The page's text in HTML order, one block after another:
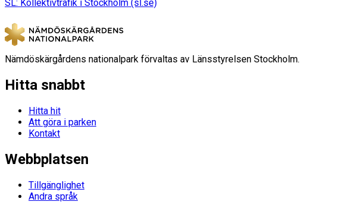
SL: Kollektivtrafik i Stockholm (sl.se)
Nämdöskärgårdens nationalpark förvaltas av Länsstyrelsen Stockholm.
Hitta snabbt
Hitta hit
Att göra i parken
Kontakt
Webbplatsen
Tillgänglighet
Andra språk